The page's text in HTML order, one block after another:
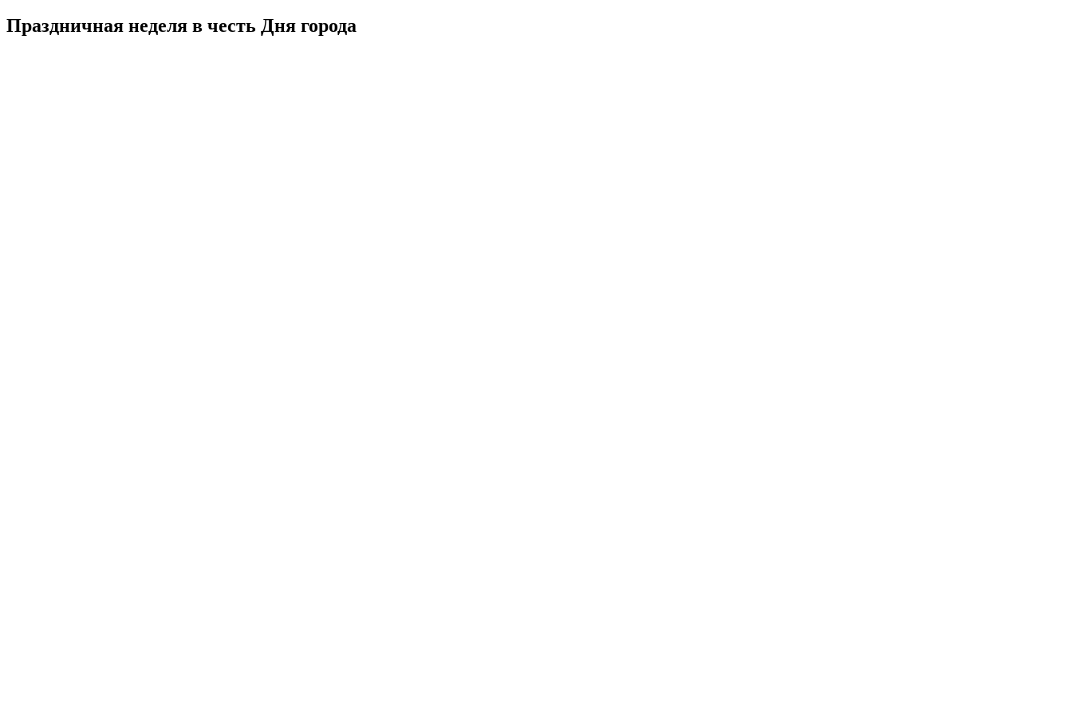
Праздничная неделя в честь Дня города